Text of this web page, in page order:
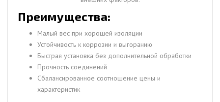
Преимущества:
Малый вес при хорошей изоляции
Устойчивость к коррозии и выгоранию
Быстрая установка без дополнительной обработки
Прочность соединений
Сбалансированное соотношение цены и
характеристик